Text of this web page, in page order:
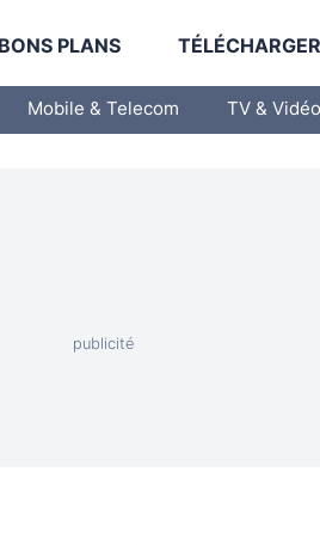
BONS PLANS
Mobile & Telecom TV & Vidéo